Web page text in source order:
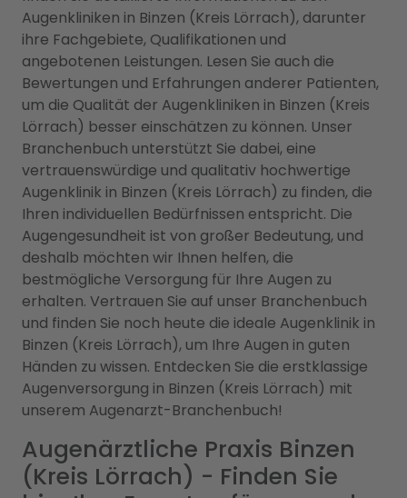
Augenkliniken in Binzen (Kreis Lörrach), darunter
ihre Fachgebiete, Qualifikationen und
angebotenen Leistungen. Lesen Sie auch die
Bewertungen und Erfahrungen anderer Patienten,
um die Qualität der Augenkliniken in Binzen (Kreis
Lörrach) besser einschätzen zu können. Unser
Branchenbuch unterstützt Sie dabei, eine
vertrauenswürdige und qualitativ hochwertige
Augenklinik in Binzen (Kreis Lörrach) zu finden, die
Ihren individuellen Bedürfnissen entspricht. Die
Augengesundheit ist von großer Bedeutung, und
deshalb möchten wir Ihnen helfen, die
bestmögliche Versorgung für Ihre Augen zu
erhalten. Vertrauen Sie auf unser Branchenbuch
und finden Sie noch heute die ideale Augenklinik in
Binzen (Kreis Lörrach), um Ihre Augen in guten
Händen zu wissen. Entdecken Sie die erstklassige
Augenversorgung in Binzen (Kreis Lörrach) mit
unserem Augenarzt-Branchenbuch!
Augenärztliche Praxis Binzen
(Kreis Lörrach) - Finden Sie